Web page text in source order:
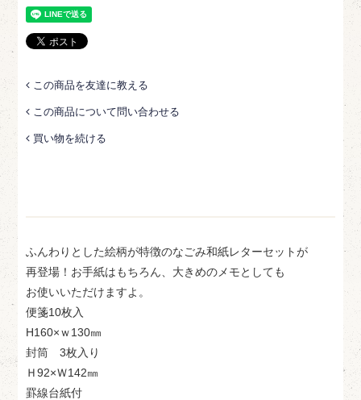
この商品を友達に教える
この商品について問い合わせる
買い物を続ける
ふんわりとした絵柄が特徴のなごみ和紙レターセットが
再登場！お手紙はもちろん、大きめのメモとしても
お使いいただけますよ。
便箋10枚入
H160×ｗ130㎜
封筒 3枚入り
Ｈ92×Ｗ142㎜
罫線台紙付